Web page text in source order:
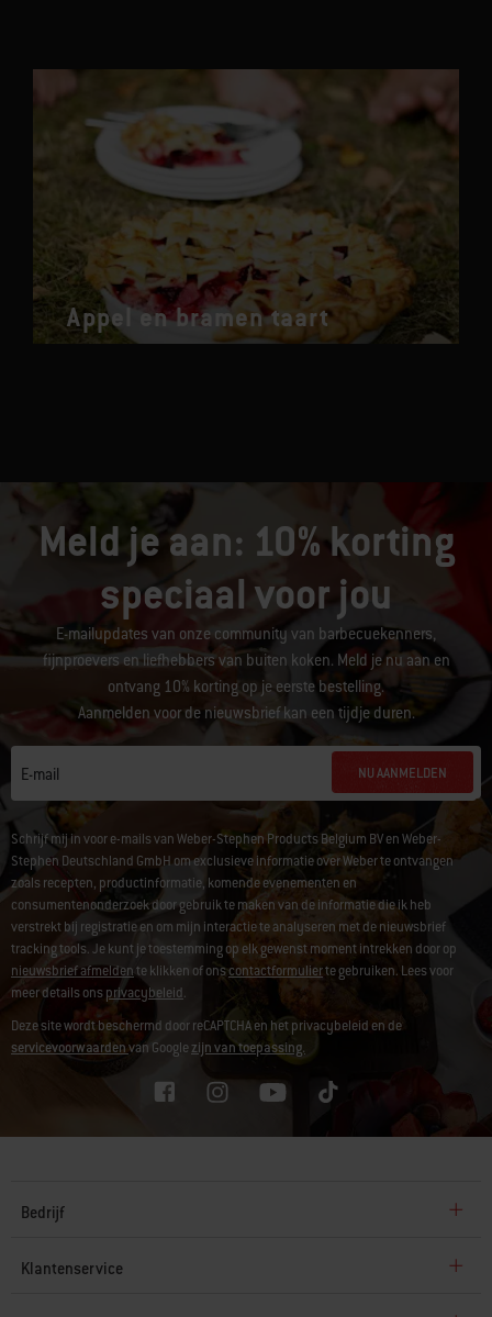
Appel en bramen taart
Meld je aan: 10% korting
speciaal voor jou
E-mailupdates van onze community van barbecuekenners,
fijnproevers en liefhebbers van buiten koken. Meld je nu aan en
ontvang 10% korting op je eerste bestelling.
Aanmelden voor de nieuwsbrief kan een tijdje duren.
E-mail NU AANMELDEN
Schrijf mij in voor e-mails van Weber-Stephen Products Belgium BV en Weber-
Stephen Deutschland GmbH om exclusieve informatie over Weber te ontvangen
zoals recepten, productinformatie, komende evenementen en
consumentenonderzoek door gebruik te maken van de informatie die ik heb
verstrekt bij registratie en om mijn interactie te analyseren met de nieuwsbrief
tracking tools. Je kunt je toestemming op elk gewenst moment intrekken door op
nieuwsbrief afmeldente klikken of onscontactformulierte gebruiken. Lees voor
meer details onsprivacybeleid.
Deze site wordt beschermd door reCAPTCHA en het privacybeleid en de
servicevoorwaardenvan Googlezijn van toepassing.
Bedrijf
Klantenservice